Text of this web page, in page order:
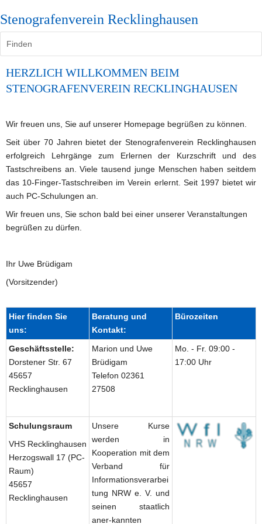
Stenografenverein Recklinghausen
Finden
HERZLICH WILLKOMMEN BEIM
STENOGRAFENVEREIN RECKLINGHAUSEN
Wir freuen uns, Sie auf unserer Homepage begrüßen zu können.
Seit über 70 Jahren bietet der Stenografenverein Recklinghausen
erfolgreich Lehrgänge zum Erlernen der Kurzschrift und des
Tastschreibens an. Viele tausend junge Menschen haben seitdem
das 10-Finger-Tastschreiben im Verein erlernt. Seit 1997 bietet wir
auch PC-Schulungen an.
Wir freuen uns, Sie schon bald bei einer unserer Veranstaltungen
begrüßen zu dürfen.
Ihr Uwe Brüdigam
(Vorsitzender)
Hier finden Sie
uns:
Beratung und
Kontakt:
Bürozeiten
Geschäftsstelle:
Dorstener Str. 67
45657
Recklinghausen
Marion und Uwe
Brüdigam
Telefon 02361
27508
Mo. - Fr. 09:00 -
17:00 Uhr
Schulungsraum
VHS Recklinghausen
Herzogswall 17 (PC-
Raum)
45657
Recklinghausen
Unsere Kurse
werden in
Kooperation mit dem
Verband für
Informationsverarbei
tung NRW e. V. und
seinen staatlich
aner-kannten